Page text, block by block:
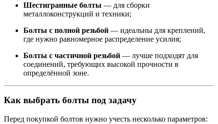
Шестигранные болты — для сборки
металлоконструкций и техники;
Болты с полной резьбой — идеальны для креплений,
где нужно равномерное распределение усилия;
Болты с частичной резьбой — лучше подходят для
соединений, требующих высокой прочности в
определённой зоне.
Как выбрать болты под задачу
Перед покупкой болтов нужно учесть несколько параметров: